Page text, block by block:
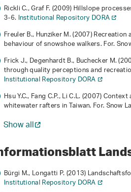
Rickli C., Graf F. (2009) Hillslope
3-6. Institutional Repository DORA
Freuler B., Hunziker M. (2007)
behaviour of snowshoe walkers. For.
Frick J., Degenhardt B., Buchecker M.
through quality perceptions and
Institutional Repository DORA
Hsu Y.C., Fang C.P., Li C.L. (2007)
whitewater rafters in Taiwan. For. Snow
Show all
Bürgi M., Longatti P. (2013)
Institutional Repository DORA